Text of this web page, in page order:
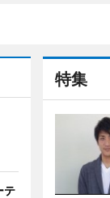
特集
テ